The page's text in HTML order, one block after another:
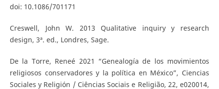
doi: 10.1086/701171
Creswell, John W. 2013 Qualitative inquiry y research
design, 3ª. ed., Londres, Sage.
De la Torre, Reneé 2021 “Genealogía de los movimientos
religiosos conservadores y la política en México”, Ciencias
Sociales y Religión / Ciências Sociais e Religião, 22, e020014,